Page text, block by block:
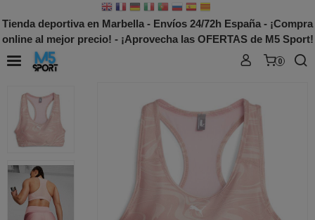
Tienda deportiva en Marbella - Envíos 24/72h España - ¡Compra
online al mejor precio! - ¡Aprovecha las OFERTAS de M5 Sport!
0